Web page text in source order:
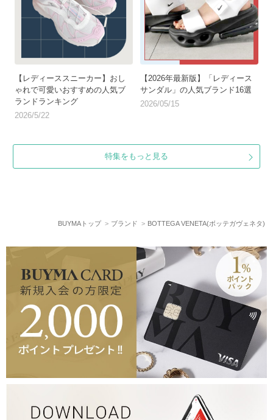
【レディーススニーカー】おし
ゃれで可愛いおすすめの人気ブ
ランドランキング
2026/5/22
【2026年最新版】「レディース
サンダル」の人気ブランド16選
2026/05/15
特集をもっと見る
BUYMAトップ ブランド BOTTEGA VENETA(ボッテガヴェネタ)